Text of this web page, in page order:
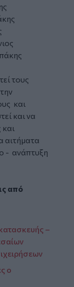
τους
και
και να
αιτήματα
- ανάπτυξη
από
–
ο